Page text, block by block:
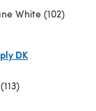
White (102)
DK